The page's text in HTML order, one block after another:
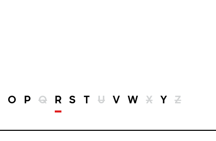
O P Q R S T U V W X Y Z